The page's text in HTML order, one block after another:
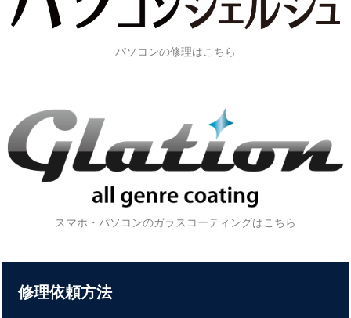
パソコンの修理はこちら
スマホ・パソコンのガラスコーティングはこちら
修理依頼方法